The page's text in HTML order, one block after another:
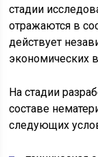
стадии
отражаются в
действует
экономических
На стадии
составе
следующих